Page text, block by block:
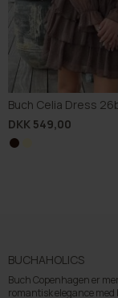
Buch Celia Dress
DKK 549,00
BUCHAHOLICS
Buch Copenhagen er
romantisk elegance